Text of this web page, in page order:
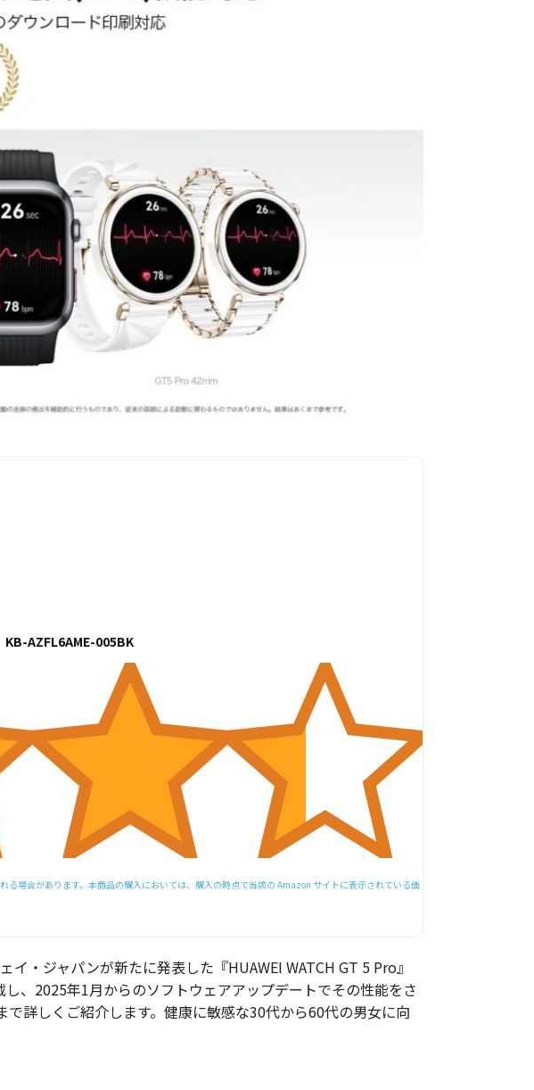
KB-AZFL6AME-005BK
場合があります。本商品の購入においては、購入の時点で当該の Amazon サイトに表示されている価
・ジャパンが新たに発表した『HUAWEI WATCH GT 5 Pro』
、2025年1月からのソフトウェアアップデートでその性能をさ
詳しくご紹介します。健康に敏感な30代から60代の男女に向